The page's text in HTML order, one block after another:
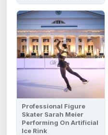
Professional Figure
Skater Sarah Meier
Performing On Artificial
Ice Rink